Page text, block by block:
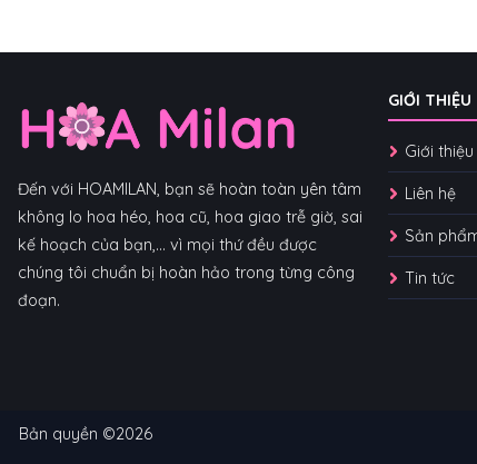
Đến với HOAMILAN, bạn sẽ hoàn toàn yên tâm
không lo hoa héo, hoa cũ, hoa giao trễ giờ, sai
kế hoạch của bạn,... vì mọi thứ đều được
chúng tôi chuẩn bị hoàn hảo trong từng công
đoạn.
GIỚI THIỆU
Giới thiệu
Liên hệ
Sản
Tin tức
Bản quyền ©2026